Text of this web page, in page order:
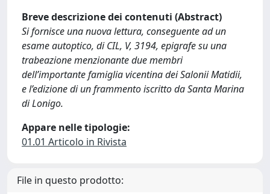
Breve descrizione dei contenuti (Abstract)
Si fornisce una nuova lettura, conseguente ad un
esame autoptico, di CIL, V, 3194, epigrafe su una
trabeazione menzionante due membri
dell’importante famiglia vicentina dei Salonii Matidii,
e l’edizione di un frammento iscritto da Santa Marina
di Lonigo.
Appare nelle tipologie:
01.01 Articolo in Rivista
File in questo prodotto: